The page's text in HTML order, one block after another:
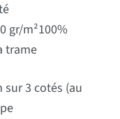
gr/m²100%
trame
sur 3 cotés (au